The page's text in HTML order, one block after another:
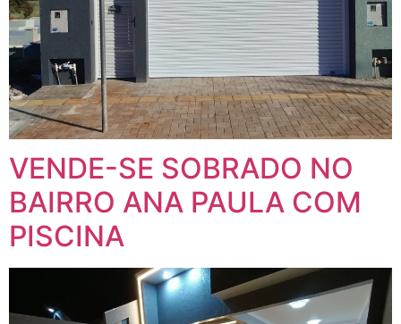
VENDE-SE SOBRADO NO
BAIRRO ANA PAULA COM
PISCINA